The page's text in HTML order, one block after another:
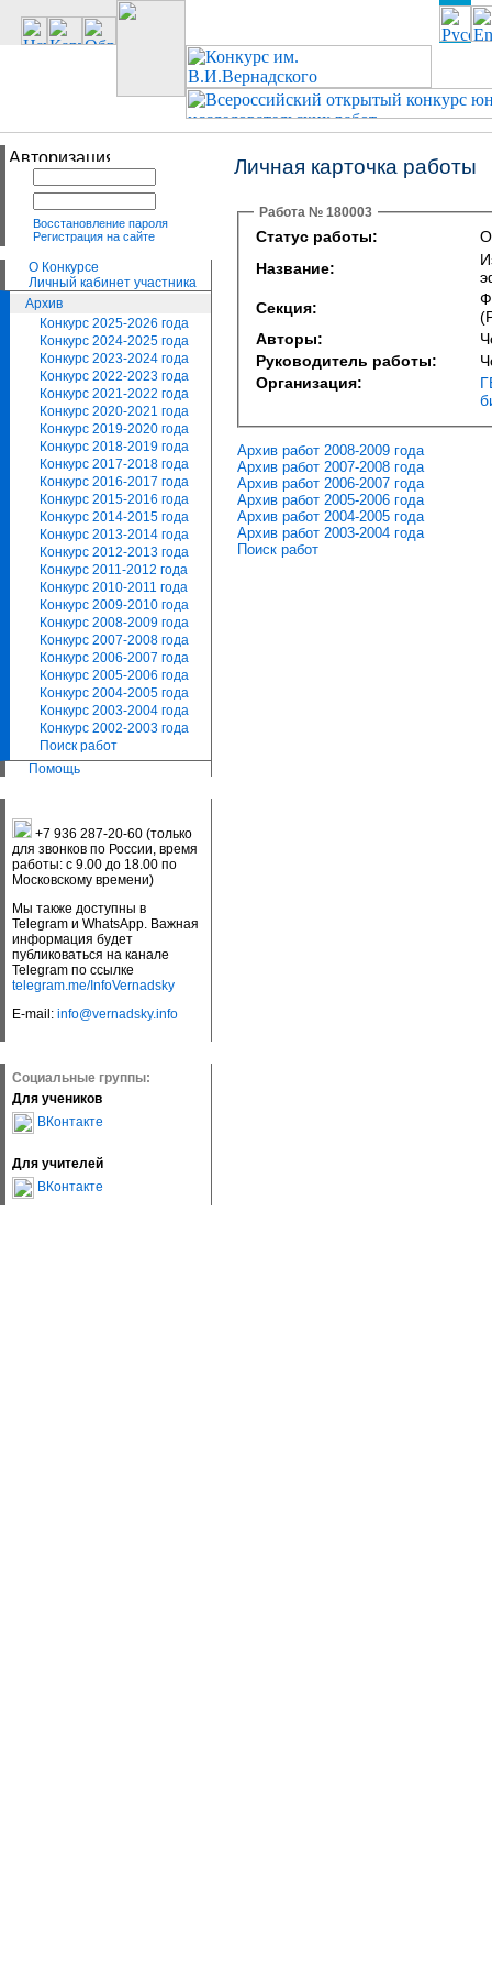
Восстановление пароля
Регистрация на сайте
О Конкурсе
Личный кабинет участника
Архив
Конкурс 2025-2026 года
Конкурс 2024-2025 года
Конкурс 2023-2024 года
Конкурс 2022-2023 года
Конкурс 2021-2022 года
Конкурс 2020-2021 года
Конкурс 2019-2020 года
Конкурс 2018-2019 года
Конкурс 2017-2018 года
Конкурс 2016-2017 года
Конкурс 2015-2016 года
Конкурс 2014-2015 года
Конкурс 2013-2014 года
Конкурс 2012-2013 года
Конкурс 2011-2012 года
Конкурс 2010-2011 года
Конкурс 2009-2010 года
Конкурс 2008-2009 года
Конкурс 2007-2008 года
Конкурс 2006-2007 года
Конкурс 2005-2006 года
Конкурс 2004-2005 года
Конкурс 2003-2004 года
Конкурс 2002-2003 года
Поиск работ
Помощь
+7 936 287-20-60 (только
для звонков по России, время
работы: с 9.00 до 18.00 по
Московскому времени)
Мы также доступны в
Telegram и WhatsApp. Важная
информация будет
публиковаться на канале
Telegram по ссылке
telegram.me/InfoVernadsky
E-mail: info@vernadsky.info
Социальные группы:
Для учеников
ВКонтакте
Для учителей
ВКонтакте
Личная карточка работы
Работа № 180003
Статус работы:
Название:
Секция:
Авторы:
Руководитель работы:
Организация:
Архив работ 2008-2009 года
Архив работ 2007-2008 года
Архив работ 2006-2007 года
Архив работ 2005-2006 года
Архив работ 2004-2005 года
Архив работ 2003-2004 года
Поиск работ